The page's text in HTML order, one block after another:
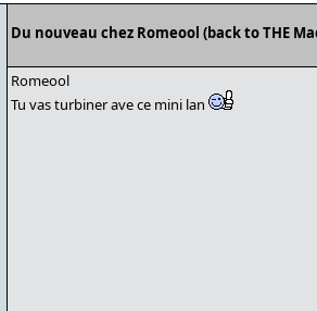
Du nouveau chez Romeool (back to THE
Romeool
Tu vas turbiner ave ce mini lan